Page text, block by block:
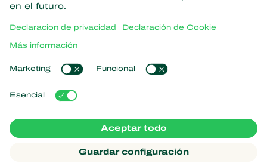
Avispas parasitoides
Nematodos benéficos
Microorganismos benéficos
Protección de cultivos
Acerca de Koppert
Noticias e información
Trabajar en Koppert
Contáctanos
Enlaces populares
Experiencias de los usuarios
Koppert Global
Administrar cookies